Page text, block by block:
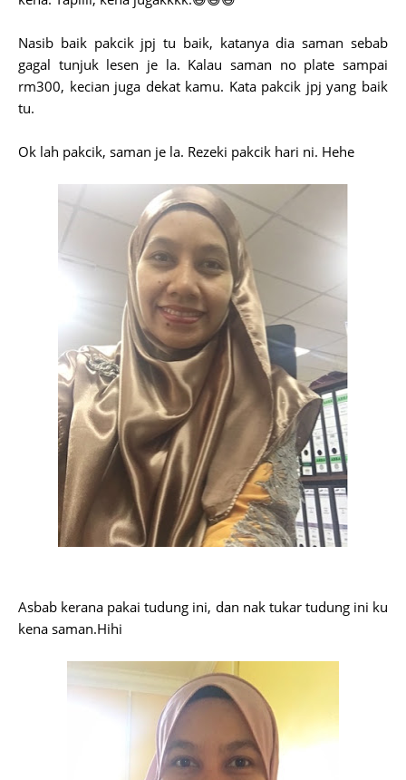
Nasib baik pakcik jpj tu baik, katanya dia saman sebab
gagal tunjuk lesen je la. Kalau saman no plate sampai
rm300, kecian juga dekat kamu. Kata pakcik jpj yang baik
tu.
Ok lah pakcik, saman je la. Rezeki pakcik hari ni. Hehe
Asbab kerana pakai tudung ini, dan nak tukar tudung ini ku
kena saman.Hihi